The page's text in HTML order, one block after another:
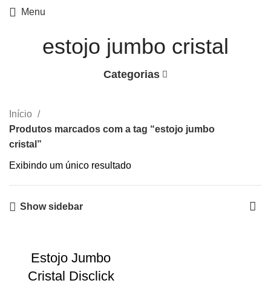
Menu
estojo jumbo cristal
Categorias
Início
Produtos marcados com a tag “estojo jumbo
cristal”
Exibindo um único resultado
Show sidebar
Estojo Jumbo
Cristal Disclick